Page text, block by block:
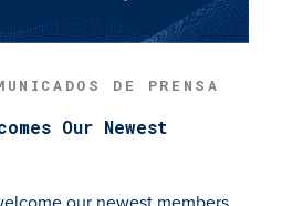
DE PRENSA
Our Newest